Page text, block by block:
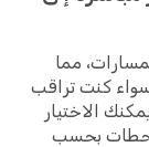
مما
كنت تراقب
الاختيار
بحسب